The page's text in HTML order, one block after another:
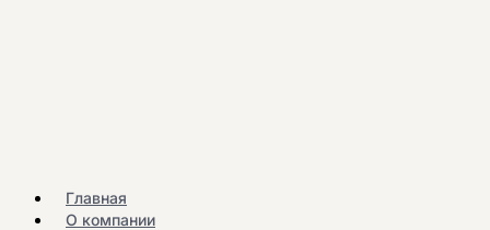
Главная
О компании